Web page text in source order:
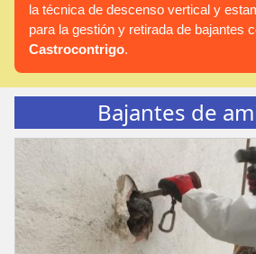
la técnica de descenso vertical y
para la gestión y retirada de bajantes
Castrocontrigo.
Bajantes de